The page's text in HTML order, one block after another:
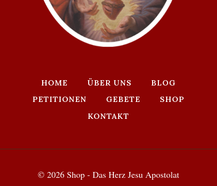
HOME ÜBER UNS
BLOG
PETITIONEN
GEBETE
SHOP
KONTAKT
© 2026 Shop - Das Herz Jesu Apostolat